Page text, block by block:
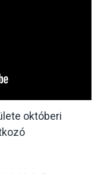
októberi